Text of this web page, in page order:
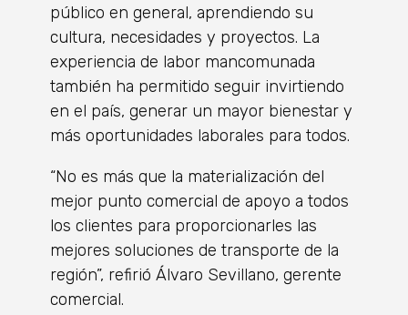
público en general, aprendiendo su
cultura, necesidades y proyectos. La
experiencia de labor mancomunada
también ha permitido seguir invirtiendo
en el país, generar un mayor bienestar y
más oportunidades laborales para todos.
“No es más que la materialización del
mejor punto comercial de apoyo a todos
los clientes para proporcionarles las
mejores soluciones de transporte de la
región”, refirió Álvaro Sevillano, gerente
comercial.